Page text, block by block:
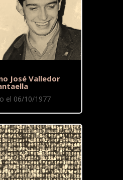
José Valledor
el 06/10/1977